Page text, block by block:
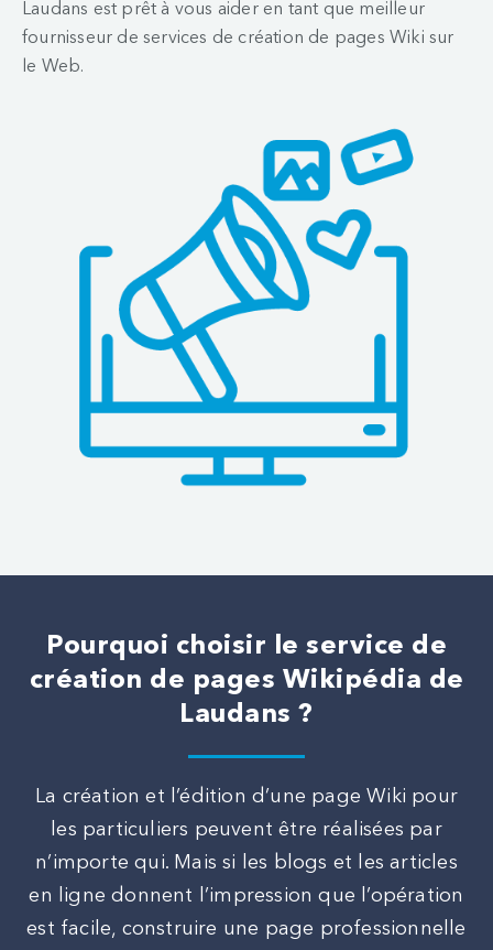
Laudans est prêt à vous aider en tant que meilleur
fournisseur de services de création de pages Wiki sur
le Web.
Pourquoi choisir le service de
création de pages Wikipédia de
Laudans ?
La création et l’édition d’une page Wiki pour
les particuliers peuvent être réalisées par
n’importe qui. Mais si les blogs et les articles
en ligne donnent l’impression que l’opération
est facile, construire une page professionnelle